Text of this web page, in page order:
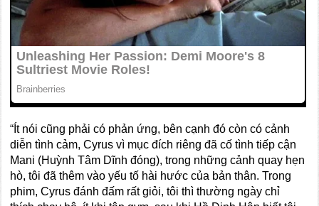
“Ít nói cũng phải có phản ứng, bên cạnh đó còn có cảnh
diễn tình cảm, Cyrus vì mục đích riêng đã cố tình tiếp cận
Mani (Huỳnh Tâm Dĩnh đóng), trong những cảnh quay hẹn
hò, tôi đã thêm vào yếu tố hài hước của bản thân. Trong
phim, Cyrus đánh đấm rất giỏi, tôi thì thường ngày chỉ